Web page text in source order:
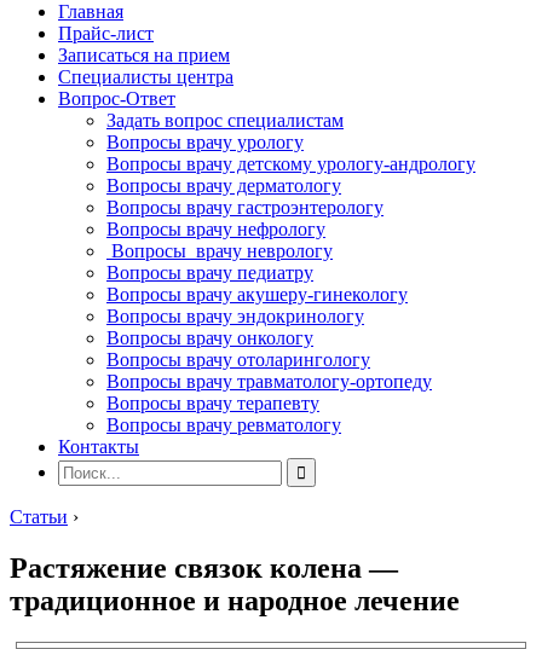
Главная
Прайс-лист
Записаться на прием
Специалисты центра
Вопрос-Ответ
Задать вопрос специалистам
Вопросы врачу урологу
Вопросы врачу детскому урологу-андрологу
Вопросы врачу дерматологу
Вопросы врачу гастроэнтерологу
Вопросы врачу нефрологу
Вопросы врачу неврологу
Вопросы врачу педиатру
Вопросы врачу акушеру-гинекологу
Вопросы врачу эндокринологу
Вопросы врачу онкологу
Вопросы врачу отоларингологу
Вопросы врачу травматологу-ортопеду
Вопросы врачу терапевту
Вопросы врачу ревматологу
Контакты
Статьи ›
Растяжение связок колена —
традиционное и народное лечение